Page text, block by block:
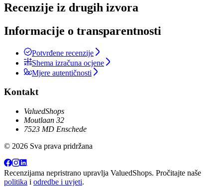
Recenzije iz drugih izvora
Informacije o transparentnosti
Potvrđene recenzije
Shema izračuna ocjene
Mjere autentičnosti
Kontakt
ValuedShops
Moutlaan 32
7523 MD Enschede
© 2026 Sva prava pridržana
Recenzijama nepristrano upravlja ValuedShops. Pročitajte naše
politika i odredbe i uvjeti.